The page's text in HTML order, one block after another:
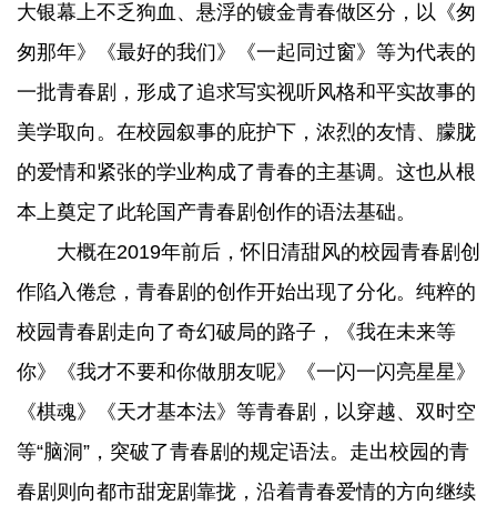
大银幕上不乏狗血、悬浮的镀金青春做区分，以《匆
匆那年》《最好的我们》《一起同过窗》等为代表的
一批青春剧，形成了追求写实视听风格和平实故事的
美学取向。在校园叙事的庇护下，浓烈的友情、朦胧
的爱情和紧张的学业构成了青春的主基调。这也从根
本上奠定了此轮国产青春剧创作的语法基础。
大概在2019年前后，怀旧清甜风的校园青春剧创
作陷入倦怠，青春剧的创作开始出现了分化。纯粹的
校园青春剧走向了奇幻破局的路子，《我在未来等
你》《我才不要和你做朋友呢》《一闪一闪亮星星》
《棋魂》《天才基本法》等青春剧，以穿越、双时空
等“脑洞”，突破了青春剧的规定语法。走出校园的青
春剧则向都市甜宠剧靠拢，沿着青春爱情的方向继续